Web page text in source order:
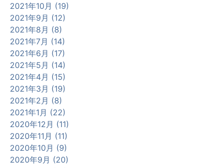
2021年10月 (19)
2021年9月 (12)
2021年8月 (8)
2021年7月 (14)
2021年6月 (17)
2021年5月 (14)
2021年4月 (15)
2021年3月 (19)
2021年2月 (8)
2021年1月 (22)
2020年12月 (11)
2020年11月 (11)
2020年10月 (9)
2020年9月 (20)